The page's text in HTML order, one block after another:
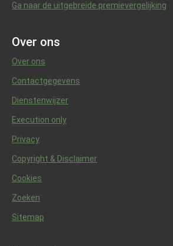
Ga naar de uitgebreide premievergelijking
Over ons
Over ons
Contactgegevens
Dienstenwijzer
Execution only
Privacy
Copyright & Disclaimer
Cookies
Zoeken
Sitemap